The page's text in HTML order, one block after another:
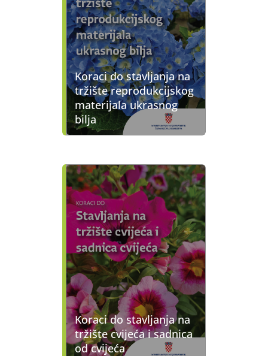
Koraci do stavljanja na
tržište reprodukcijskog
materijala ukrasnog
bilja
Koraci do stavljanja na
tržište cvijeća i sadnica
od cvijeća